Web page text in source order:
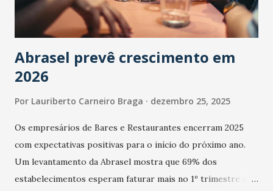
Abrasel prevê crescimento em
2026
Por Lauriberto Carneiro Braga dezembro 25, 2025
Os empresários de Bares e Restaurantes encerram 2025
com expectativas positivas para o início do próximo ano.
Um levantamento da Abrasel mostra que 69% dos
estabelecimentos esperam faturar mais no 1º trimestre de